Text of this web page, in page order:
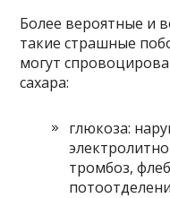
Более вероятные и
такие страшные
могут
сахара:
глюкоза:
тромбоз,